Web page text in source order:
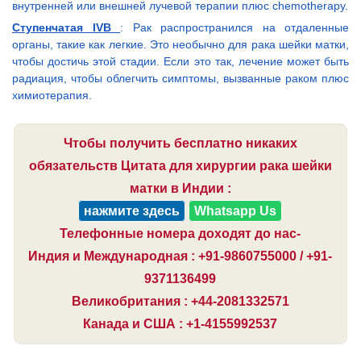
внутренней или внешней лучевой терапии плюс chemotherapy.
Ступенчатая IVB : Рак распространился на отдаленные
органы, такие как легкие. Это необычно для рака шейки матки,
чтобы достичь этой стадии. Если это так, лечение может быть
радиация, чтобы облегчить симптомы, вызванные раком плюс
химиотерапия.
Чтобы получить бесплатно никаких
обязательств Цитата для хирургии рака шейки
матки в Индии :
нажмите здесь
Whatsapp Us
Телефонные номера доходят до нас-
Индия и Международная : +91-9860755000 / +91-
9371136499
Великобритания : +44-2081332571
Канада и США : +1-4155992537